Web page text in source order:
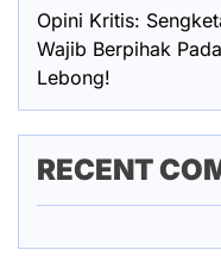
Opini Kritis:
Wajib Berpihak
Lebong!
RECENT